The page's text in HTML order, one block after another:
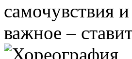
самочувствия
важное –